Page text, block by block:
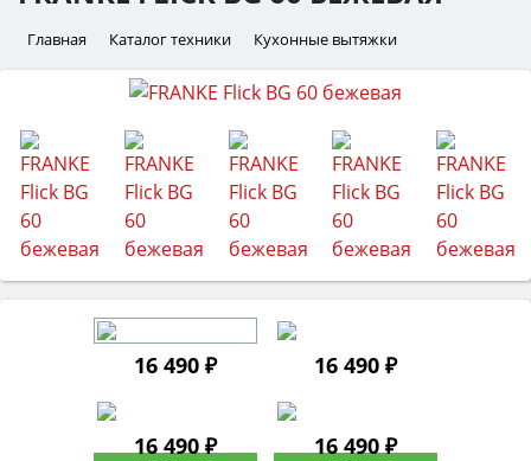
Главная Каталог техники Кухонные вытяжки
16 490 ₽ 16 490 ₽
16 490 ₽ 16 490 ₽